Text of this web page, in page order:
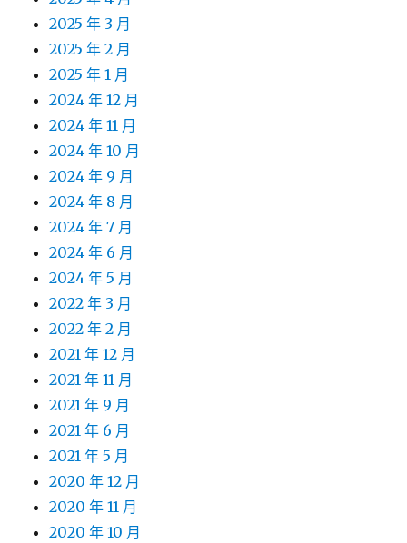
2025 年 3 月
2025 年 2 月
2025 年 1 月
2024 年 12 月
2024 年 11 月
2024 年 10 月
2024 年 9 月
2024 年 8 月
2024 年 7 月
2024 年 6 月
2024 年 5 月
2022 年 3 月
2022 年 2 月
2021 年 12 月
2021 年 11 月
2021 年 9 月
2021 年 6 月
2021 年 5 月
2020 年 12 月
2020 年 11 月
2020 年 10 月